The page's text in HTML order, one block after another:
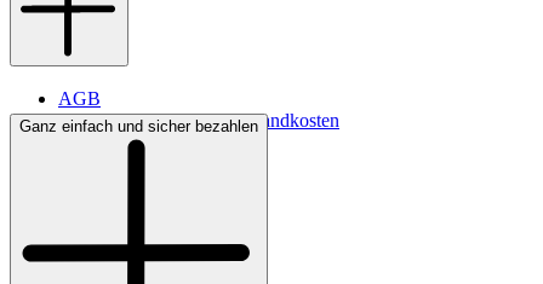
AGB
Lieferbedingungen & Versandkosten
Bezahlung
Ganz einfach und sicher bezahlen